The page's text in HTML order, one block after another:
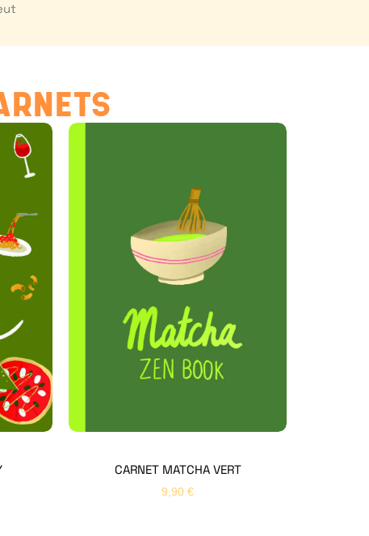
CARNET MATCHA VERT
9,90 €
Hello Editions
Nous revenons vers vous rapidement
Bonjour 👋
Nom* Prénom*